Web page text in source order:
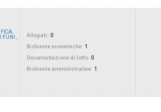
-
FUNI ,
Allegati: 0
Richieste economiche: 1
Documentazione di lotto: 0
Richieste amministrative: 1